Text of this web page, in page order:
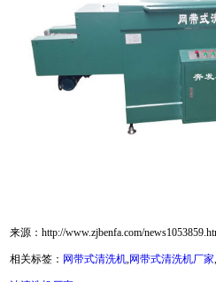
来源：http://www.zjbenfa.com/
相关标签： 网带式清洗机 网带式清洗机厂家